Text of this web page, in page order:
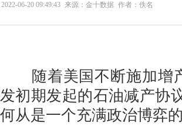
2022-06-20 09:49:43 来源：金十数据 作者：佚名
随着美国不断施加增
发初期发起的石油减产协
何从是一个充满政治博弈